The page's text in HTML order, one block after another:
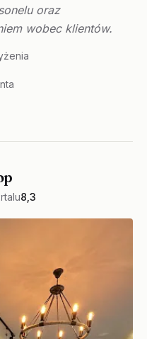
oraz
wobec klientów.
8,3